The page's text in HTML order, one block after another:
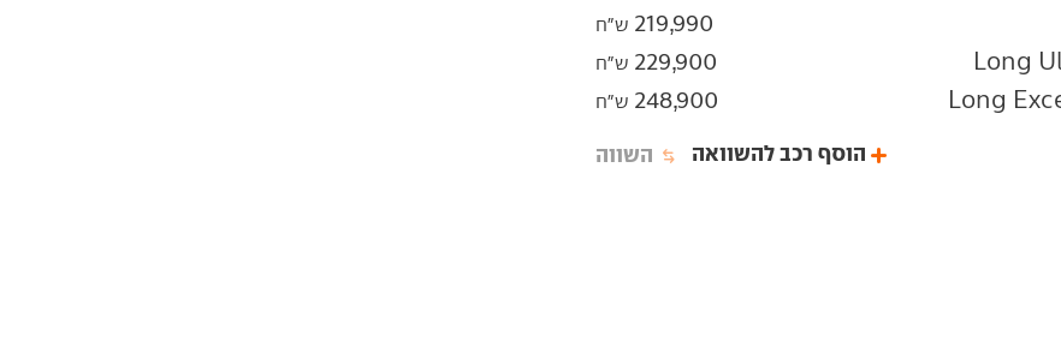
219,990 ש"ח
229,900 ש"ח
248,900 ש"ח
השווה הוסף רכב להשוואה